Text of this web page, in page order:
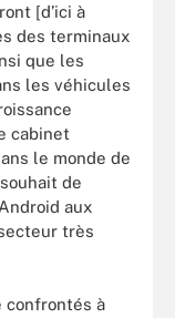
[d’ici à
des terminaux
que les
les véhicules
cabinet
le monde de
de
aux
très
confrontés à